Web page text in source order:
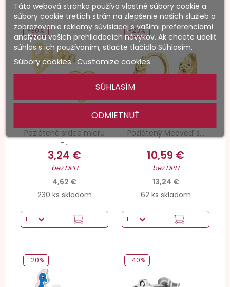
Pozlátené srdce mieru
-...
3,24 €
bez DPH
4,62 €
230 ks skladom
-30%
Pozlátený Medveď s...
10,59 €
bez DPH
13,24 €
62 ks skladom
-20%
-20% -40%
Táto webová stránka používa vlastné súbory cookie a
súbory cookie tretích strán na zlepšenie našich služieb a
zobrazovanie reklamy súvisiacej s vašimi preferenciami
analýzou vašich prehliadacích návykov. Ak chcete udeliť
súhlas s ich používaním, stlačte tlačidlo Súhlasím.
Súbory cookies Customize cookies
ODMIETNUŤ
SÚHLASÍM